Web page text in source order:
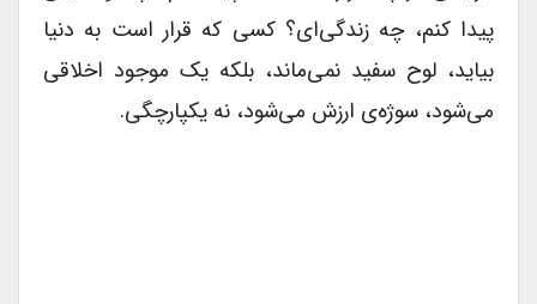
پیدا کنم، چه زندگی‌ای؟ کسی که قرار است به دنیا
بیاید، لوح سفید نمی‌ماند، بلکه یک موجود اخلاقی
می‌شود، سوژه‌ی ارزش‌ می‌شود، نه یکپارچگی.